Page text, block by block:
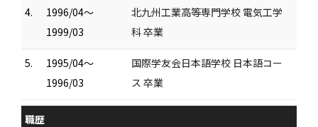
4.
1996/04～
1999/03
北九州工業高等専門学校 電気工学
科 卒業
5.
1995/04～
1996/03
国際学友会日本語学校 日本語コー
ス 卒業
職歴